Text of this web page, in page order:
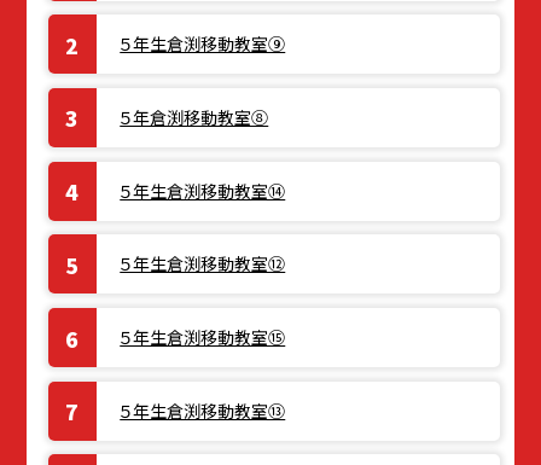
５年生倉渕移動教室⑨
５年倉渕移動教室⑧
５年生倉渕移動教室⑭
５年生倉渕移動教室⑫
５年生倉渕移動教室⑮
５年生倉渕移動教室⑬